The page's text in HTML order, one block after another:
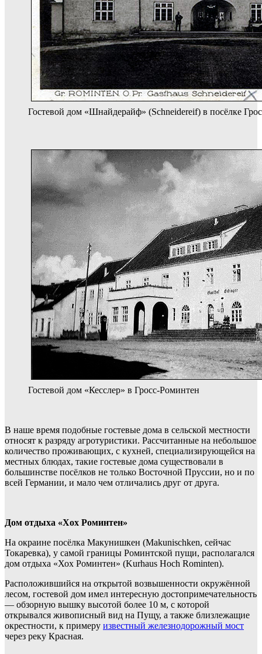
Гостевой дом «Шнайдерайф» (Schneidereif) в посёлке
Гостевой дом «Кесслер» в Гросс-Роминтен
В наше время подобные гостевые дома в сельской местности
относят к разряду агротуристики. Рассчитанные на небольшое
количество проживающих, с кухней, специализирующейся на
местных блюдах, такие гостевые дома существовали в
большинстве посёлков не только Восточной Пруссии, но и по
всей Германии, и мало чем отличались друг от друга.
Дом отдыха «Хох Роминтен»
На окраине посёлка Макунишкен (Makunischken, сейчас
Токаревка), у самой границы Роминтской пущи, располагался
дом отдыха «Хох Роминтен» (Kurhaus Нoch Rominten).
Расположившийся на открытой возвышенности окружённой
лесом, гостевой дом имел интересную достопримечательность
— обзорную вышку высотой более 10 м, с которой
открывался живописный вид на Пущу, а также близлежащие
окрестности, к примеру известный железнодорожный мост
через реку Красная.